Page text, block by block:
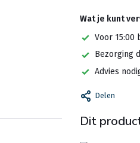
Wat je kunt
Voor 15:00
Bezorging
Advies
Delen
Dit